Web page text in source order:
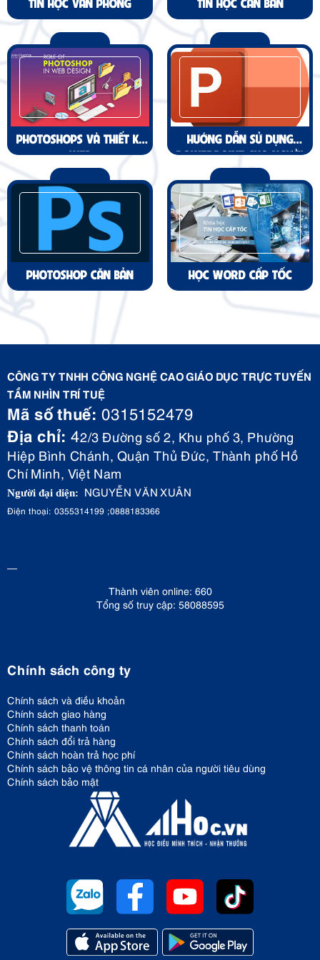
PHOTOSHOPS VÀ THIẾT KẾ
WEB
HƯỚNG DẪN SỬ DỤNG
POWERPOINT CHO NGƯỜI
MỚI BẮT ĐẦU
PHOTOSHOP CĂN BẢN HỌC WORD CẤP TỐC
CÔNG TY TNHH CÔNG NGHỆ CAO GIÁO DỤC TRỰC TUYẾN
TẦM NHÌN TRÍ TUỆ
Mã số thuế: 0315152479
Địa chỉ: 42/3 Đường số 2, Khu phố 3, Phường
Hiệp Bình Chánh, Quận Thủ Đức, Thành phố Hồ
Chí Minh, Việt Nam
Người đại diện: NGUYỄN VĂN XUÂN
Điện thoại: 0355314199 ;0888183366
Thành viên online: 660
Tổng số truy cập: 58088595
Chính sách công ty
Chính sách và điều khoản
Chính sách giao hàng
Chính sách thanh toán
Chính sách đổi trả hàng
Chính sách hoàn trả học phí
Chính sách bảo vệ thông tin cá nhân của người tiêu dùng
Chính sách bảo mật